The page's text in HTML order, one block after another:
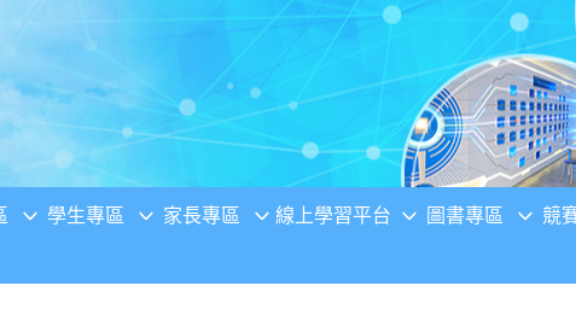
學生專區 家長專區 線上學習平台 圖書專區 競